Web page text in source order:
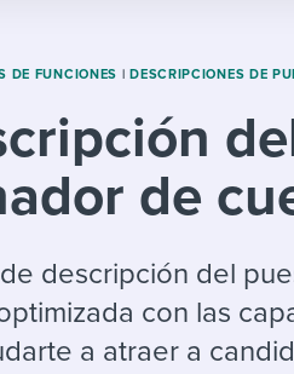
candidates
hiring pipelines
templates
checklists
& reports
resources
DE FUNCIONES | DESCRIPCIONES DE
de
descripción del
con las
a atraer a